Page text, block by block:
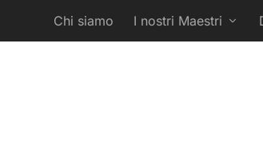
Chi siamo I nostri Maestri